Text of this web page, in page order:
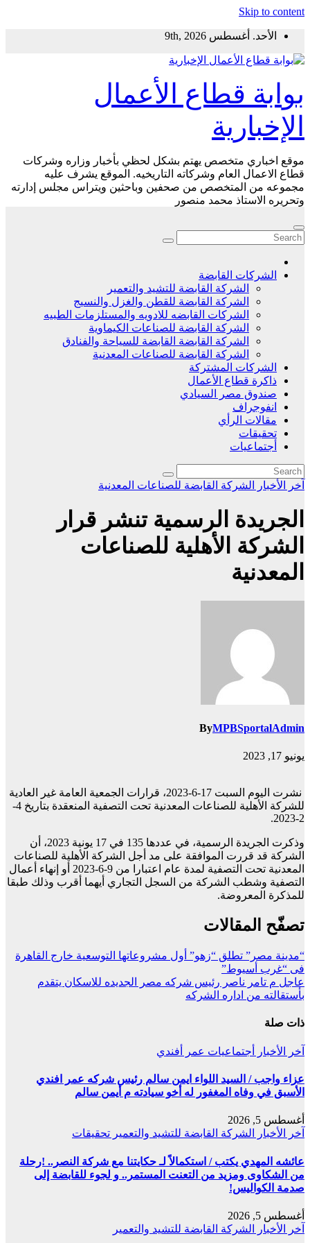
Skip to content
الأحد. أغسطس 9th, 2026
بوابة قطاع الأعمال
الإخبارية
موقع اخباري متخصص يهتم بشكل لحظي بأخبار وزاره وشركات
قطاع الاعمال العام وشركاته التاريخيه. الموقع يشرف عليه
مجموعه من المتخصص من صحفين وباحثين ويتراس مجلس إدارته
وتحريره الاستاذ محمد منصور
الشركات القابضة
الشركة القابضة للتشيد والتعمير
الشركة القابضة للقطن والغزل والنسيج
الشركات القابضه للادويه والمستلزمات الطبيه
الشركة القابضة للصناعات الكيماوية
الشركة القابضة القابضة للسياحة والفنادق
الشركة القابضة للصناعات المعدنية
الشركات المشتركة
ذاكرة قطاع الأعمال
صندوق مصر السيادي
انفوجراف
مقالات الرأي
تحقيقات
أجتماعيات
آخر الأخبار الشركة القابضة للصناعات المعدنية
الجريدة الرسمية تنشر قرار
الشركة الأهلية للصناعات
المعدنية
ByMPBSportalAdmin
يونيو 17, 2023
نشرت اليوم السبت 17-6-2023، قرارات الجمعية العامة غير العادية
للشركة الأهلية للصناعات المعدنية تحت التصفية المنعقدة بتاريخ 4-
2-2023.
وذكرت الجريدة الرسمية، في عددها 135 في 17 يونية 2023، أن
الشركة قد قررت الموافقة على مد أجل الشركة الأهلية للصناعات
المعدنية تحت التصفية لمدة عام اعتبارا من 9-6-2023 أو إنهاء أعمال
التصفية وشطب الشركة من السجل التجاري أيهما أقرب وذلك طبقا
للمذكرة المعروضة.
تصفّح المقالات
“مدينة مصر” تطلق “زهو” أول مشروعاتها التوسعية خارج القاهرة
فى “غرب أسيوط”
عاجل م تامر ناصر رئيس شركه مصر الجديده للاسكان يتقدم
بأستقالته من اداره الشركه
ذات صلة
آخر الأخبار أجتماعيات عمر أفندي
عزاء واجب / السيد اللواء ايمن سالم رئيس شركه عمر افندي
الأسبق في وفاه المغفور له أخو سيادته م أيمن سالم
أغسطس 5, 2026
آخر الأخبار
الشركة القابضة للتشيد والتعمير تحقيقات
عائشه المهدي يكتب / استكمالاً لـ حكايتنا مع شركة النصر.. !رحلة
من الشكاوى ومزيد من التعنت المستمر.. و لجوء للقابضة إلى
صدمة الكواليس!
أغسطس 5, 2026
آخر الأخبار
الشركة القابضة للتشيد والتعمير